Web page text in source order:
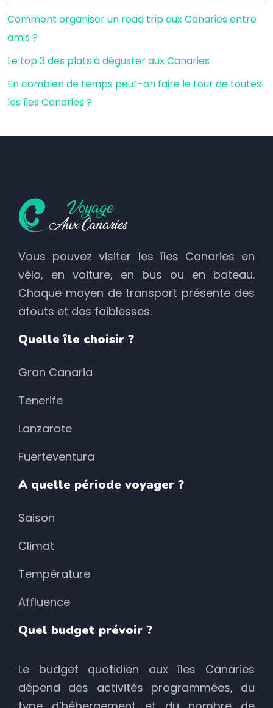
Comment organiser un road trip aux Canaries entre
amis ?
Le top 3 des plats à déguster aux Canaries
En combien de temps peut-on faire le tour de toutes
les îles Canaries ?
Vous pouvez visiter les îles Canaries en
vélo, en voiture, en bus ou en bateau.
Chaque moyen de transport présente des
atouts et des faiblesses.
Quelle île choisir ?
Gran Canaria
Tenerife
Lanzarote
Fuerteventura
A quelle période voyager ?
Saison
Climat
Température
Affluence
Quel budget prévoir ?
Le budget quotidien aux îles Canaries
dépend des activités programmées, du